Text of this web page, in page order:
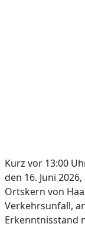
Kurz vor 13:00
den 16. Juni
Ortskern von
Verkehrsunfall,
Erkenntnisstand